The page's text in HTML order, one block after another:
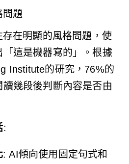
問題
在明顯的風格問題，使
這是機器寫的」。根據
Institute的研究，76%的
幾段後判斷內容是否由
:
: AI傾向使用固定句式和